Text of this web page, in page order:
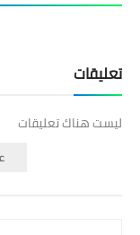
تعليقات
ليست هناك تعليقات